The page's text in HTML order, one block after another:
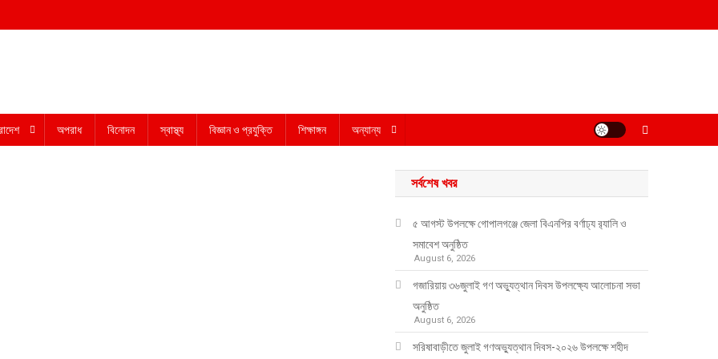
অপরাধ বিনোদন স্বাস্থ্য বিজ্ঞান ও প্রযুক্তি শিক্ষাঙ্গন অন্যান্য
সর্বশেষ খবর
৫ আগস্ট উপলক্ষে গোপালগঞ্জে জেলা বিএনপির বর্ণাঢ্য র‍্যালি ও
সমাবেশ অনুষ্ঠিত
August 6, 2026
গজারিয়ায় ৩৬জুলাই গণ অভ্যুত্থান দিবস উপলক্ষ্যে আলোচনা সভা
অনুষ্ঠিত
August 6, 2026
সরিষাবাড়ীতে জুলাই গণঅভ্যুত্থান দিবস-২০২৬ উপলক্ষে শহীদ